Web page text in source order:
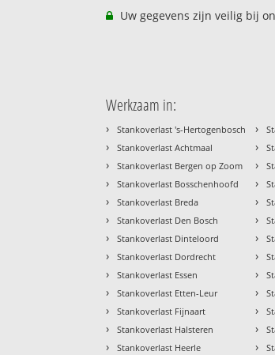
Uw gegevens zijn veilig bij
Werkzaam in:
› Stankoverlast 's-Hertogenbosch
› Stankoverlast Achtmaal
› Stankoverlast Bergen op Zoom
› Stankoverlast Bosschenhoofd
› Stankoverlast Breda
› Stankoverlast Den Bosch
› Stankoverlast Dinteloord
› Stankoverlast Dordrecht
› Stankoverlast Essen
› Stankoverlast Etten-Leur
› Stankoverlast Fijnaart
› Stankoverlast Halsteren
› Stankoverlast Heerle
›
›
›
›
›
›
›
›
›
›
›
›
›